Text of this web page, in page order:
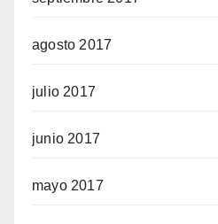
agosto 2017
julio 2017
junio 2017
mayo 2017